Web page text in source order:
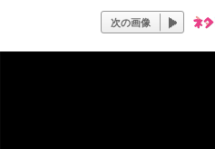
次の画像